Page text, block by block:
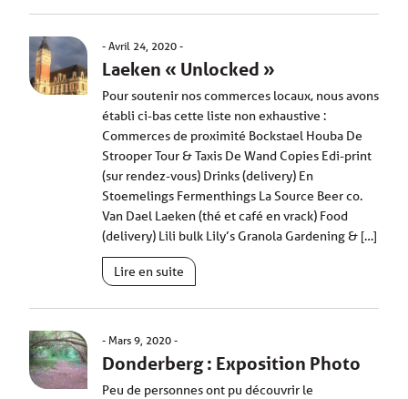
Avril 24, 2020
Laeken « Unlocked »
Pour soutenir nos commerces locaux, nous avons
établi ci-bas cette liste non exhaustive :
Commerces de proximité Bockstael Houba De
Strooper Tour & Taxis De Wand Copies Edi-print
(sur rendez-vous) Drinks (delivery) En
Stoemelings Fermenthings La Source Beer co.
Van Dael Laeken (thé et café en vrack) Food
(delivery) Lili bulk Lily’s Granola Gardening & […]
Lire en suite
Mars 9, 2020
Donderberg : Exposition Photo
Peu de personnes ont pu découvrir le